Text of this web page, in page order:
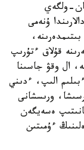
ولگەي
ۇنەمى
قۇلاق ءتۇرىپ
ال وقۋ جاسىنا
الىپ، ءدىني
ورىسشانى
ەسەيگەن
ءۇمىتىن